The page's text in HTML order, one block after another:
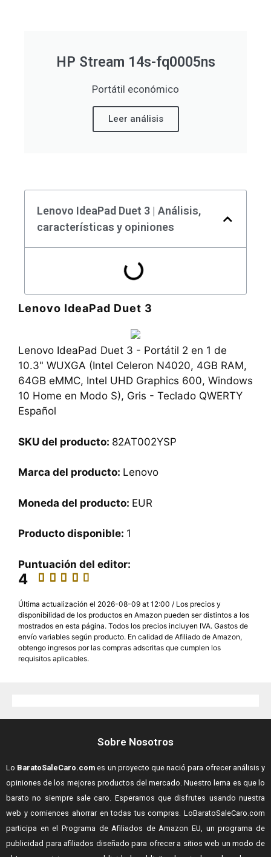
HP Stream 14s-fq0005ns
Portátil económico
Leer análisis
Lenovo IdeaPad Duet 3 | Análisis,
características y opiniones
Lenovo IdeaPad Duet 3
Lenovo IdeaPad Duet 3 - Portátil 2 en 1 de
10.3" WUXGA (Intel Celeron N4020, 4GB RAM,
64GB eMMC, Intel UHD Graphics 600, Windows
10 Home en Modo S), Gris - Teclado QWERTY
Español
SKU del producto: 82AT002YSP
Marca del producto: Lenovo
Moneda del producto: EUR
Producto disponible: 1
Puntuación del editor:
4
Última actualización el 2026-08-09 at 12:00 / Los precios y
disponibilidad de los productos en Amazon pueden ser distintos a los
mostrados en esta página. Todos los precios incluyen IVA. Gastos de
envío variables según producto. En calidad de Afiliado de Amazon,
obtengo ingresos por las compras adscritas que cumplen los
requisitos aplicables.
Sobre Nosotros
Lo BaratoSaleCaro.com es un proyecto que nació para ofrecer análisis y
opiniones de los mejores productos del mercado. Nuestro lema es que lo
barato no siempre sale caro. Esperamos que disfrutes usando nuestra
web y comiences ahorrar en todas tus compras. LoBaratoSaleCaro.com
participa en el Programa de Afiliados de Amazon EU, un programa de
publicidad para afiliados diseñado para ofrecer a sitios web un modo de